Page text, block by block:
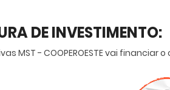
DE INVESTIMENTO:
MST - COOPEROESTE vai